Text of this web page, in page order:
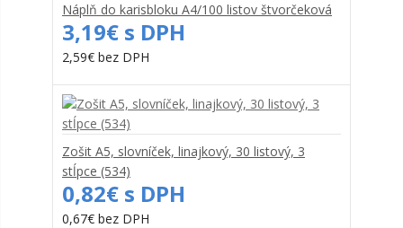
Náplň do karisbloku A4/100 listov štvorčeková
3,19€ s DPH
2,59€ bez DPH
Zošit A5, slovníček, linajkový, 30 listový, 3
stĺpce (534)
0,82€ s DPH
0,67€ bez DPH